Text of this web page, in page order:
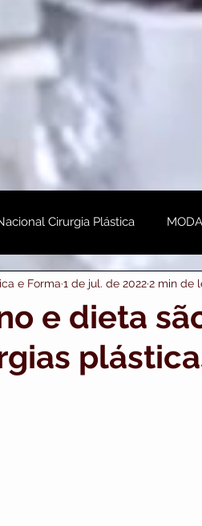
Cirurgia Plástica MODA
MENTE e CORPO Odonto
PRIME IMPORTS
e dieta
e Forma 1 de jul. de 20222 min de